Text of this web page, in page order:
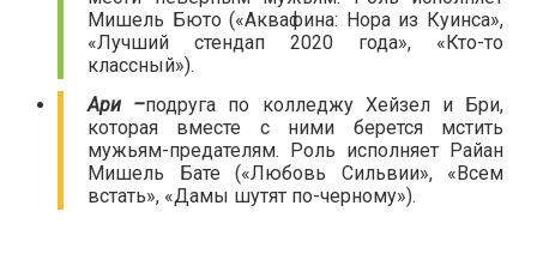
Мишель Бюто («Аквафина: Нора из Куинса»,
«Лучший стендап 2020 года», «Кто-то
классный»).
Ари –подруга по колледжу Хейзел и Бри,
которая вместе с ними берется мстить
мужьям-предателям. Роль исполняет Райан
Мишель Бате («Любовь Сильвии», «Всем
встать», «Дамы шутят по-черному»).